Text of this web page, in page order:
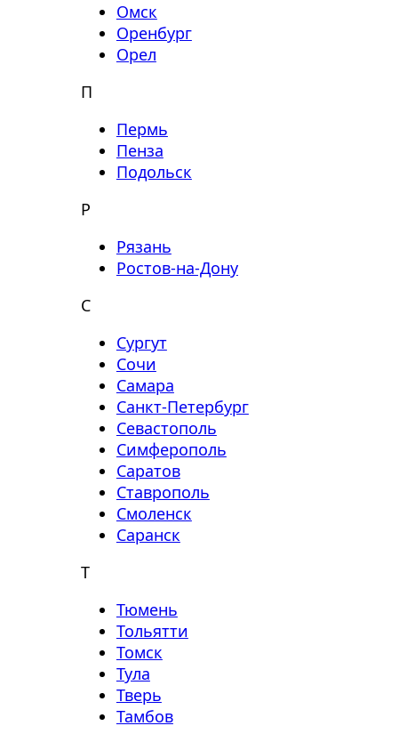
Омск
Оренбург
Орел
П
Пермь
Пенза
Подольск
Р
Рязань
Ростов-на-Дону
С
Сургут
Сочи
Самара
Санкт-Петербург
Севастополь
Симферополь
Саратов
Ставрополь
Смоленск
Саранск
Т
Тюмень
Тольятти
Томск
Тула
Тверь
Тамбов